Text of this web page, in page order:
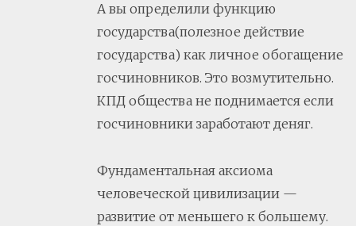
А вы определили функцию
государства(полезное действие
государства) как личное обогащение
госчиновников. Это возмутительно.
КПД общества не поднимается если
госчиновники заработают деняг.
Фундаментальная аксиома
человеческой цивилизации —
развитие от меньшего к большему.